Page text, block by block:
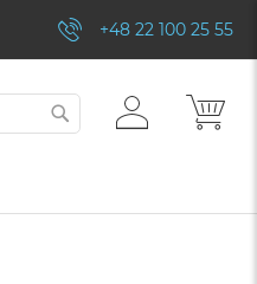
+48 22 100 25 55
ZALOGUJ
SIĘ
SZUKAJ